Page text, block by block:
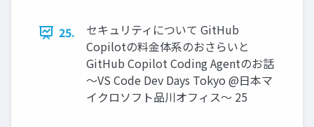
25.
セキュリティについて GitHub
Copilotの料金体系のおさらいと
GitHub Copilot Coding Agentのお話
〜VS Code Dev Days Tokyo @日本マ
イクロソフト品川オフィス〜 25